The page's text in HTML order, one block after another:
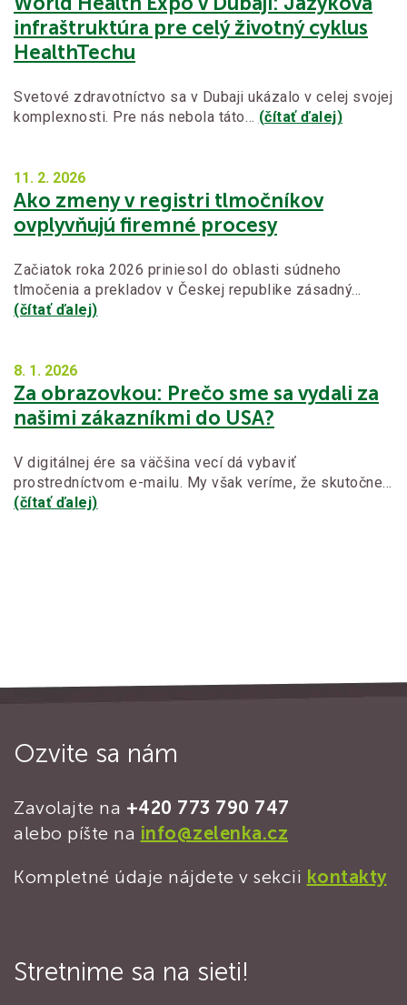
infraštruktúra pre celý životný cyklus
HealthTechu
Svetové zdravotníctvo sa v Dubaji ukázalo v celej svojej
komplexnosti. Pre nás nebola táto… (čítať ďalej)
11. 2. 2026
Ako zmeny v registri tlmočníkov
ovplyvňujú firemné procesy
Začiatok roka 2026 priniesol do oblasti súdneho
tlmočenia a prekladov v Českej republike zásadný…
(čítať ďalej)
8. 1. 2026
Za obrazovkou: Prečo sme sa vydali za
našimi zákazníkmi do USA?
V digitálnej ére sa väčšina vecí dá vybaviť
prostredníctvom e-mailu. My však veríme, že skutočne…
(čítať ďalej)
Ozvite sa nám
Zavolajte na +420 773 790 747
alebo píšte na info@zelenka.cz
Kompletné údaje nájdete v sekcii kontakty
Stretnime sa na sieti!